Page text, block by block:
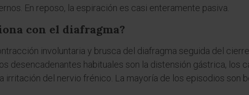
En reposo, la espiración es casi enteramente pasiva.
con el diafragma?
involuntaria y brusca del diafragma seguida del
desencadenantes habituales son la distensión gástrica, los
del nervio frénico. La mayoría de los episodios son